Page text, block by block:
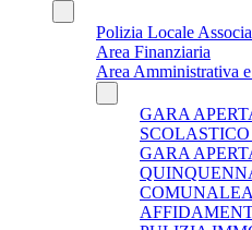
Polizia Locale
Area Finanziaria
Area Amministrativa
GARA
SCOLASTICO
GARA